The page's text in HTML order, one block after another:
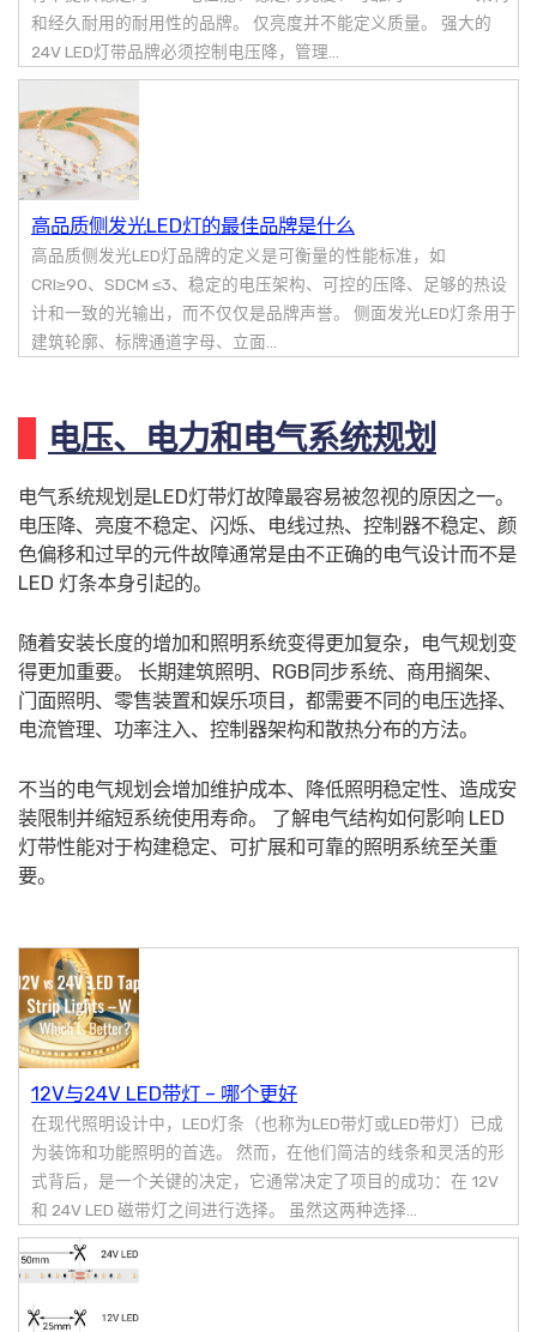
和经久耐用的耐用性的品牌。 仅亮度并不能定义质量。 强大的
24V LED灯带品牌必须控制电压降，管理...
高品质侧发光LED灯的最佳品牌是什么
高品质侧发光LED灯品牌的定义是可衡量的性能标准，如
CRI≥90、SDCM ≤3、稳定的电压架构、可控的压降、足够的热设
计和一致的光输出，而不仅仅是品牌声誉。 侧面发光LED灯条用于
建筑轮廓、标牌通道字母、立面...
电压、电力和电气系统规划
电气系统规划是LED灯带灯故障最容易被忽视的原因之一。
电压降、亮度不稳定、闪烁、电线过热、控制器不稳定、颜
色偏移和过早的元件故障通常是由不正确的电气设计而不是
LED 灯条本身引起的。
随着安装长度的增加和照明系统变得更加复杂，电气规划变
得更加重要。 长期建筑照明、RGB同步系统、商用搁架、
门面照明、零售装置和娱乐项目，都需要不同的电压选择、
电流管理、功率注入、控制器架构和散热分布的方法。
不当的电气规划会增加维护成本、降低照明稳定性、造成安
装限制并缩短系统使用寿命。 了解电气结构如何影响 LED
灯带性能对于构建稳定、可扩展和可靠的照明系统至关重
要。
12V与24V LED带灯 – 哪个更好
在现代照明设计中，LED灯条（也称为LED带灯或LED带灯）已成
为装饰和功能照明的首选。 然而，在他们简洁的线条和灵活的形
式背后，是一个关键的决定，它通常决定了项目的成功：在 12V
和 24V LED 磁带灯之间进行选择。 虽然这两种选择...